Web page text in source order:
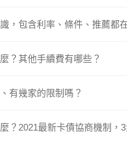
，包含利率、條件、推薦都
？其他手續費有哪些？
有幾家的限制嗎？
？2021最新卡債協商機制，